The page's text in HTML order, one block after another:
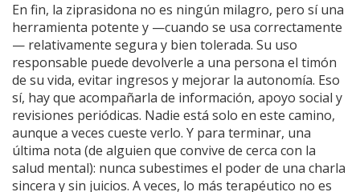
En fin, la ziprasidona no es ningún milagro, pero sí una
herramienta potente y —cuando se usa correctamente
— relativamente segura y bien tolerada. Su uso
responsable puede devolverle a una persona el timón
de su vida, evitar ingresos y mejorar la autonomía. Eso
sí, hay que acompañarla de información, apoyo social y
revisiones periódicas. Nadie está solo en este camino,
aunque a veces cueste verlo. Y para terminar, una
última nota (de alguien que convive de cerca con la
salud mental): nunca subestimes el poder de una charla
sincera y sin juicios. A veces, lo más terapéutico no es